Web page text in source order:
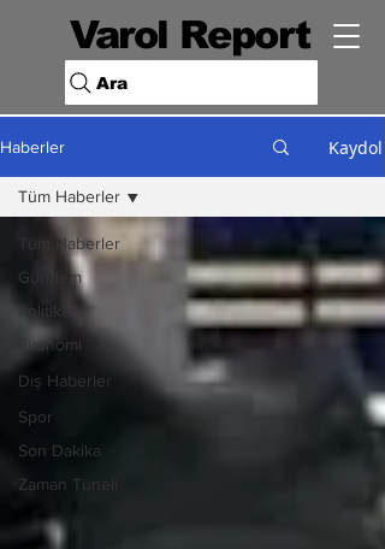
Varol Report
Ara
Haberler Kaydol
Tüm Haberler
Gündem
Politika
Ekonomi
Dış Haberler
Spor
Son Dakika
Zaman Tüneli
Tüm Haberler